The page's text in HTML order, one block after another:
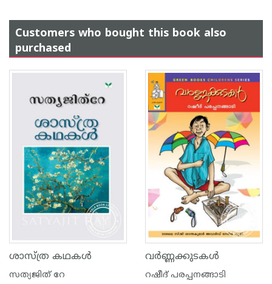
Customers who bought this book also
purchased
ശാസ്ത്ര കഥകള്‍
സത്യജിത് റേ
വര്‍ണ്ണക്കുടകള്‍
റഷീദ് പരപ്പനങ്ങാ‍ടി